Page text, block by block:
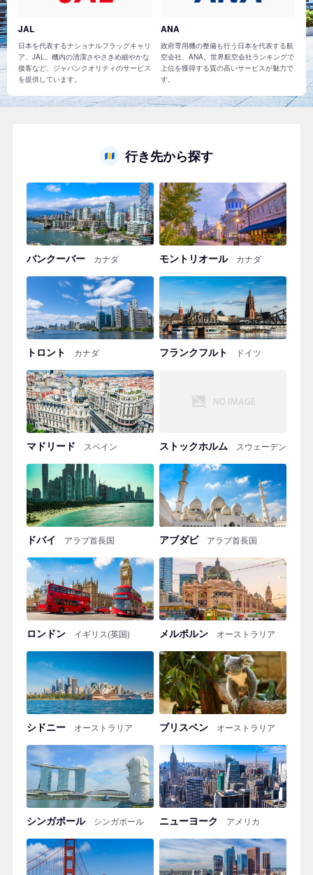
JAL
日本を代表するナショナルフラッグキャリ
ア、JAL。機内の清潔さやさきめ細やかな
接客など、ジャパンクオリティのサービス
を提供しています。
ANA
政府専用機の整備も行う日本を代表する航
空会社、ANA。世界航空会社ランキングで
上位を獲得する質の高いサービスが魅力で
す。
行き先から探す
バンクーバー カナダ モントリオール カナダ
トロント カナダ フランクフルト ドイツ
マドリード スペイン ストックホルム スウェーデン
ドバイ アラブ首長国 アブダビ アラブ首長国
ロンドン イギリス(英国) メルボルン オーストラリア
シドニー オーストラリア ブリスベン オーストラリア
シンガポール シンガポール ニューヨーク アメリカ